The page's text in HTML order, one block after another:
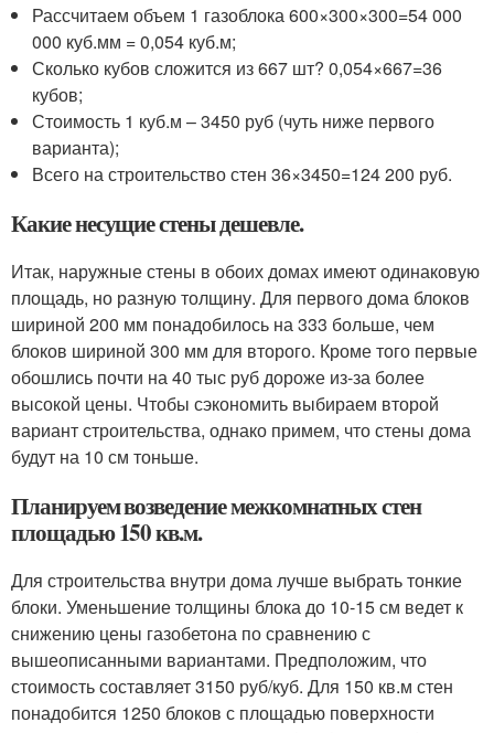
Рассчитаем объем 1 газоблока 600×300×300=54 000
000 куб.мм = 0,054 куб.м;
Сколько кубов сложится из 667 шт? 0,054×667=36
кубов;
Стоимость 1 куб.м – 3450 руб (чуть ниже первого
варианта);
Всего на строительство стен 36×3450=124 200 руб.
Какие несущие стены дешевле.
Итак, наружные стены в обоих домах имеют одинаковую
площадь, но разную толщину. Для первого дома блоков
шириной 200 мм понадобилось на 333 больше, чем
блоков шириной 300 мм для второго. Кроме того первые
обошлись почти на 40 тыс руб дороже из-за более
высокой цены. Чтобы сэкономить выбираем второй
вариант строительства, однако примем, что стены дома
будут на 10 см тоньше.
Планируем возведение межкомнатных стен
площадью 150 кв.м.
Для строительства внутри дома лучше выбрать тонкие
блоки. Уменьшение толщины блока до 10-15 см ведет к
снижению цены газобетона по сравнению с
вышеописанными вариантами. Предположим, что
стоимость составляет 3150 руб/куб. Для 150 кв.м стен
понадобится 1250 блоков с площадью поверхности